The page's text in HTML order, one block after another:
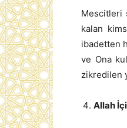
Mescitleri
kalan
ibadetten
ve Ona
zikredilen
Allah